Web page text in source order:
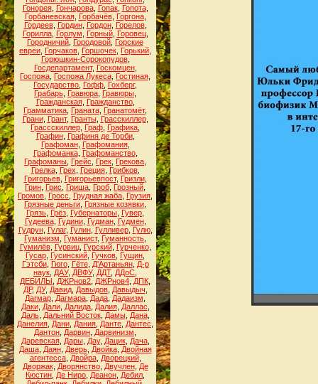
Гонорея, Гончарова, Гопак, Гопота,
Горбаневская, Горбачёв, Горгона,
Гордеев, Гордин, Гордон, Горелов,
Горилла, Горлум Горный, Горовец,
Городничий Городовой Горские
евреи Горчаков Горшочек Горький
Горюшкин-Сорокопудов,
Госдепартамент, Госкомцен,
Госпожа Госпожа Лукеса Гостиная
Государство Гофф Гохберг,
Грабарь Гравюра Гравюры
Гражданская, Гражданство,
Грамматика Граната Гранатомёт,
Грани, Грант, Гранты, Грасскиллер,
Грассскиллер Граф Графика
Графин, Графиня де Торби,
Графоман, Графомания,
Графоманка, Графоманство,
Графоманы Грейс Грек Грекова
Грелка, Грех Греция, Грибков,
Григорьев, Григорьевпост, Гризли,
Грин Грис Гриша Гроб Грозный
Громов Гросс Грудная жаба Грузия
Грязные деньги Грязные козявки
Грязь Грёз Губернаторы Гувер
Гудеева, Гудини, Гудман, Гудмен,
Гудрун, Гулаг, Гулин, Гулливер, Гулю,
Гуманизм
Гуманист, Гуманность
Гумилёв, Гурвиц, Гурский, Гурченко,
Гусар Гусинский Гучков Гущин
Гэтсби, Гюго, Гёте, Д'Артаньян, Д-р
наук ДАУ, ДВФУ, ДДТ, ДДоС
ДЕБИЛЫ
ДЖРнов2 ДЖРнов4 ДПК
ДР, ДУ, Давид, Давыдов, Давыдыч
Дагмар Дагмара Дада Дадаизм
Даки, Дали, Далида, Далия, Даллас
Даль, Дальний Восток, Дамы, Дана,
Данелия Дани Дания Данте Дантес
Дантон Дарвин Дарвинизм
Даревская, Дары, Дау, Дацик, Дача,
Даша, Даян, Дверь, Двойка, Двойная
агентесса, Двойра, Дворецкий,
Дворжак, Дворянство, Двучлен, Де
Кюстин Де Ниро Деанон Дебил